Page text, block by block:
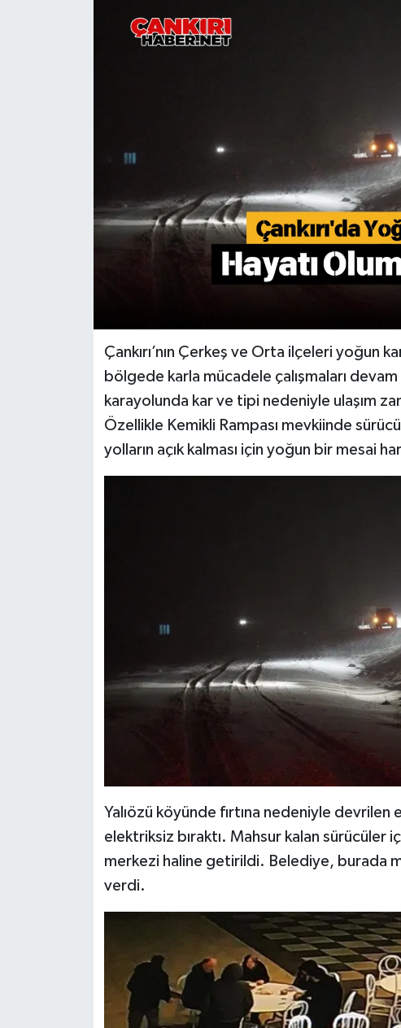
Çankırı’nın Çerkeş ve Orta ilçeleri yoğun
bölgede karla mücadele çalışmaları
karayolunda kar ve tipi nedeniyle ulaşım
Özellikle Kemikli Rampası mevkiinde
yolların açık kalması için yoğun bir mesai
Yalıözü köyünde fırtına nedeniyle
elektriksiz bıraktı. Mahsur kalan sürücüler
merkezi haline getirildi. Belediye, burada
verdi.
KÜLTÜR SANAT